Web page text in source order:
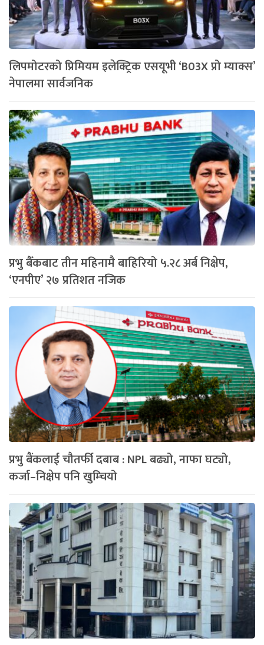
लिपमोटरको प्रिमियम इलेक्ट्रिक एसयूभी ‘B03X प्रो म्याक्स’
नेपालमा सार्वजनिक
प्रभु बैँकबाट तीन महिनामै बाहिरियो ५.२८ अर्ब निक्षेप,
‘एनपीए’ २७ प्रतिशत नजिक
प्रभु बैंकलाई चौतर्फी दबाब : NPL बढ्यो, नाफा घट्यो,
कर्जा–निक्षेप पनि खुम्चियो